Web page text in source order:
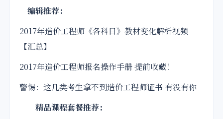
编辑推荐：
2017年造价工程师《各科目》教材变化解析视频
【汇总】
2017年造价工程师报名操作手册 提前收藏！
警惕：这几类考生拿不到造价工程师证书 有没有你
精品课程套餐推荐：